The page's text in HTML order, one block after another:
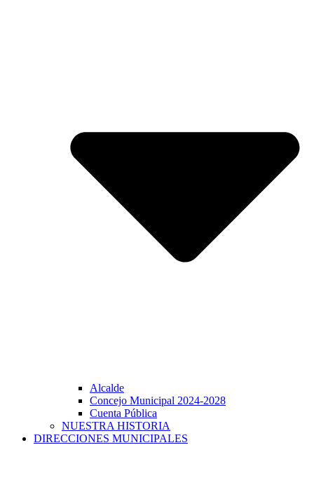
Alcalde
Concejo Municipal 2024-2028
Cuenta Pública
NUESTRA HISTORIA
DIRECCIONES MUNICIPALES